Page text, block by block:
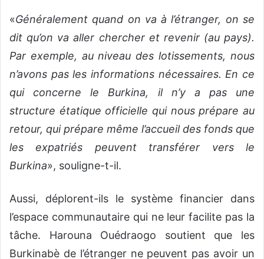
«Généralement quand on va à l’étranger, on se
dit qu’on va aller chercher et revenir (au pays).
Par exemple, au niveau des lotissements, nous
n’avons pas les informations nécessaires. En ce
qui concerne le Burkina, il n’y a pas une
structure étatique officielle qui nous prépare au
retour, qui prépare même l’accueil des fonds que
les expatriés peuvent transférer vers le
Burkina», souligne-t-il.
Aussi, déplorent-ils le système financier dans
l’espace communautaire qui ne leur facilite pas la
tâche. Harouna Ouédraogo soutient que les
Burkinabè de l’étranger ne peuvent pas avoir un